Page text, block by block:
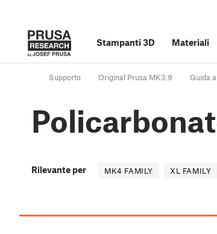
Stampanti 3D Materiali
Supporto Original Prusa MK3.9 Guida
Rilevante per MK4 FAMILY XL FAMILY